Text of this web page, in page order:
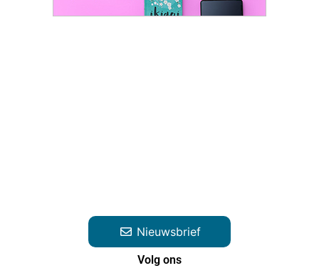
Nieuwsbrief
Volg ons